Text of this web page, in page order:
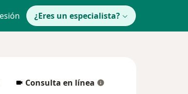
¿Eres un especialista?
Consulta en línea
Consulta en línea